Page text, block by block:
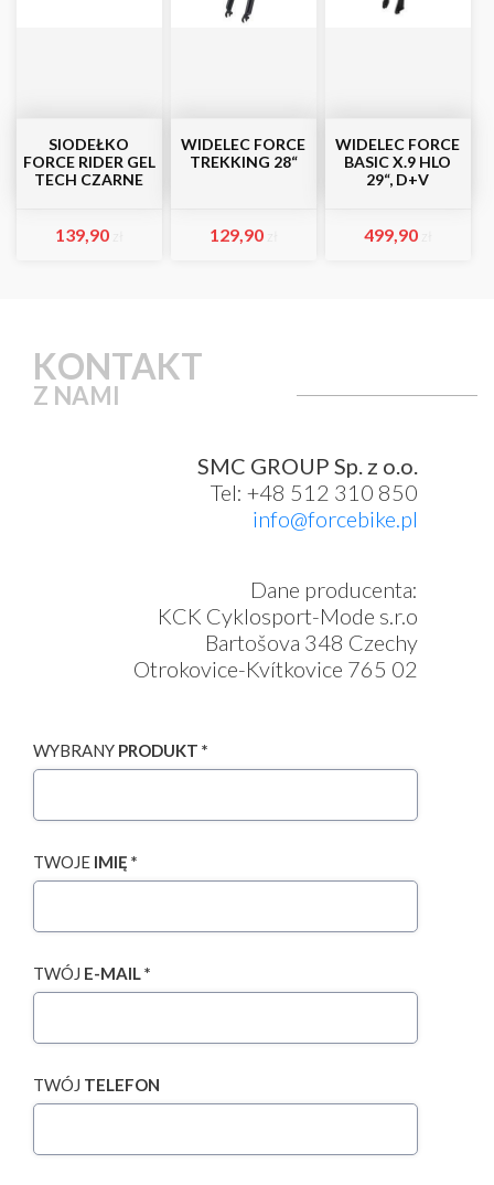
SIODEŁKO
FORCE RIDER GEL
TECH CZARNE
139,90
WIDELEC FORCE
TREKKING 28“
129,90
WIDELEC FORCE
BASIC X.9 HLO
29“, D+V
499,90
KONTAKT
Z NAMI
SMC GROUP Sp. z o.o.
Tel: +48 512 310 850
info@forcebike.pl
Dane producenta:
KCK Cyklosport-Mode s.r.o
Bartošova 348 Czechy
Otrokovice-Kvítkovice 765 02
WYBRANY PRODUKT *
TWOJE IMIĘ *
TWÓJ E-MAIL *
TWÓJ TELEFON